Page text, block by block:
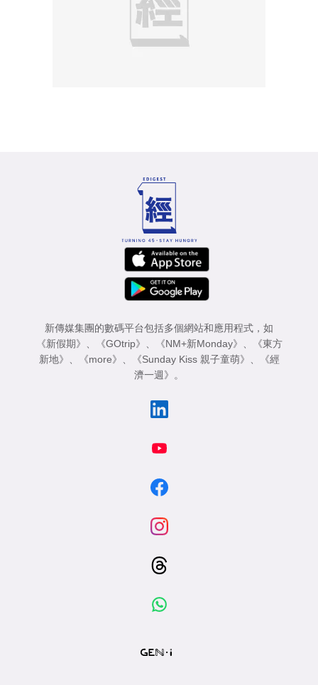
新傳媒集團的數碼平台包括多個網站和應用程式，如
《新假期》
《GOtrip》 《NM+新Monday》
《東方
新地》
《more》 《Sunday Kiss 親子童萌》
《經
濟一週》
。